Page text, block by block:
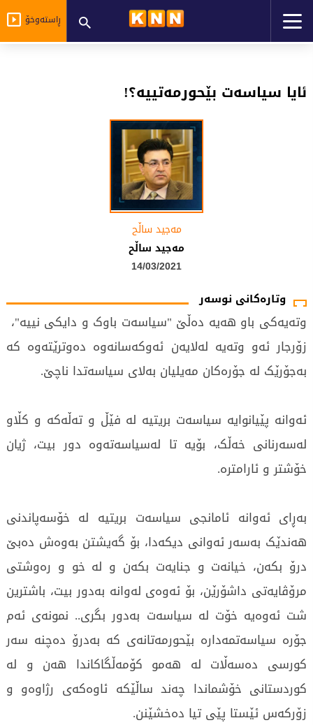
ڕاستەوخۆ
ئایا سیاسەت بێحورمەتییە؟!
مەجید ساڵح
مەجید ساڵح
14/03/2021
وتارەکانی نوسەر
وتەیەکی باو هەیە دەڵێ "سیاسەت باوک و دایکی نییە"،
زۆرجار ئەو وتەیە لەلایەن ئەوکەسانەوە دەوترێتەوە کە
بەجۆرێک لە جۆرەکان مەیلیان بەلای سیاسەتدا ناچێ.
ئەوانە پێیانوایە سیاسەت بریتیە لە فێڵ و تەڵەکە و کڵاو
لەسەرنانی خەڵک، بۆیە تا لەسیاسەتەوە دور بیت، ژیان
خۆشتر و ئارامترە.
بەڕای ئەوانە ئامانجی سیاسەت بریتیە لە خۆسەپاندنی
هەندێک بەسەر ئەوانی دیکەدا، بۆ گەیشتن بەوەش دەبێ
درۆ بکەن، خیانەت و جنایەت بکەن و لە خو و رەوشتی
مرۆڤایەتی داشۆرێن، بۆ ئەوەی لەوانە بەدور بیت، باشترین
شت ئەوەیە خۆت لە سیاسەت بەدور بگری.. نمونەی ئەم
جۆرە سیاسەتمەدارە بێحورمەتانەی کە بەدرۆ دەچنە سەر
کورسی دەسەڵات لە هەمو کۆمەڵگاکاندا هەن و لە
کوردستانی خۆشماندا چەند ساڵێکە ئاوەکەی رژاوەو و
زۆرکەس ئێستا پێی تیا دەخشێنن.